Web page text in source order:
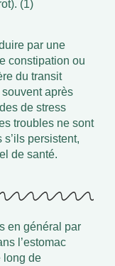
(1)
par une
constipation ou
du transit
après
de stress
troubles ne sont
persistent,
de santé.
en général par
l’estomac
long de